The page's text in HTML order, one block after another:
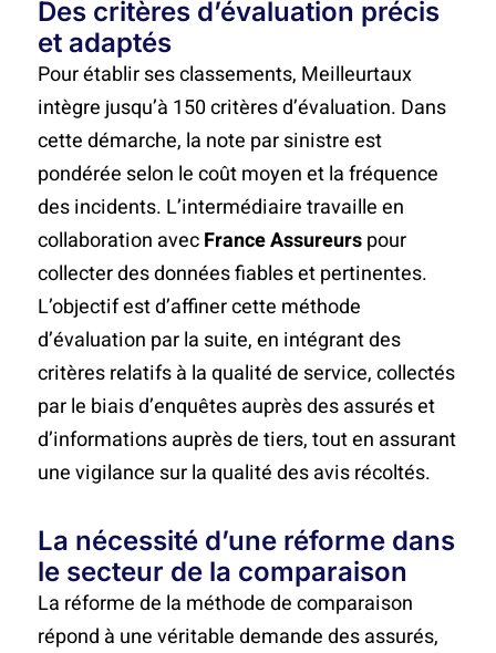
Des critères d’évaluation précis
et adaptés
Pour établir ses classements, Meilleurtaux
intègre jusqu’à 150 critères d’évaluation. Dans
cette démarche, la note par sinistre est
pondérée selon le coût moyen et la fréquence
des incidents. L’intermédiaire travaille en
collaboration avecFrance Assureurspour
collecter des données fiables et pertinentes.
L’objectif est d’affiner cette méthode
d’évaluation par la suite, en intégrant des
critères relatifs à la qualité de service, collectés
par le biais d’enquêtes auprès des assurés et
d’informations auprès de tiers, tout en assurant
une vigilance sur la qualité des avis récoltés.
La nécessité d’une réforme dans
le secteur de la comparaison
La réforme de la méthode de comparaison
répond à une véritable demande des assurés,